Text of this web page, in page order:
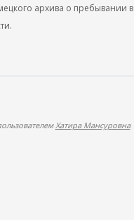
архива о пребывании в
Хатира Мансуровна